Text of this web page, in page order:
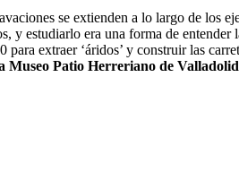
se extienden a lo largo de los
y estudiarlo era una forma de entender
extraer ‘áridos’ y construir las
Patio Herreriano de